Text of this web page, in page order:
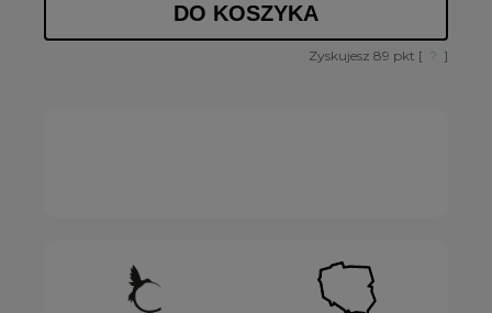
DO KOSZYKA
Zyskujesz 89 pkt [ ? ]